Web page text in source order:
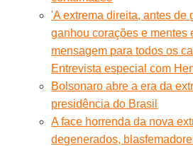
'A extrema direita, antes de
ganhou corações e mentes
mensagem para todos os
Entrevista especial com
Bolsonaro abre a era da
presidência do Brasil
A face horrenda da nova
degenerados,